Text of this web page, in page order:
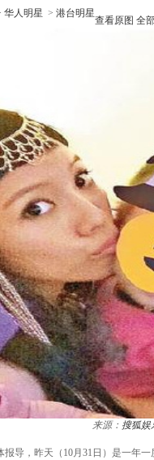
华人明星 > 港台明星
查看原图 全
来源： 搜狐娱
导，昨天（10月31日）是一年